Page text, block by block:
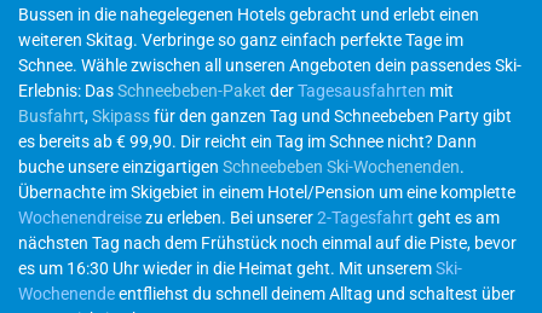
Bussen in die nahegelegenen Hotels gebracht und erlebt einen
weiteren Skitag. Verbringe so ganz einfach perfekte Tage im
Schnee. Wähle zwischen all unseren Angeboten dein passendes Ski-
Erlebnis: DasSchneebeben-Paket derTagesausfahrten mit
Busfahrt,Skipassfür den ganzen Tag und Schneebeben Party gibt
es bereits ab € 99,90. Dir reicht ein Tag im Schnee nicht? Dann
buche unsere einzigartigen Schneebeben Ski-Wochenenden.
Übernachte im Skigebiet in einem Hotel/Pension um eine komplette
Wochenendreisezu erleben. Bei unserer2-Tagesfahrt geht es am
nächsten Tag nach dem Frühstück noch einmal auf die Piste, bevor
es um 16:30 Uhr wieder in die Heimat geht. Mit unseremSki-
Wochenendeentfliehst du schnell deinem Alltag und schaltest über